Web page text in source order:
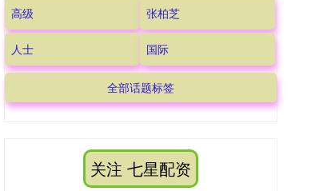
高级 张柏芝
人士 国际
全部话题标签
关注 七星配资